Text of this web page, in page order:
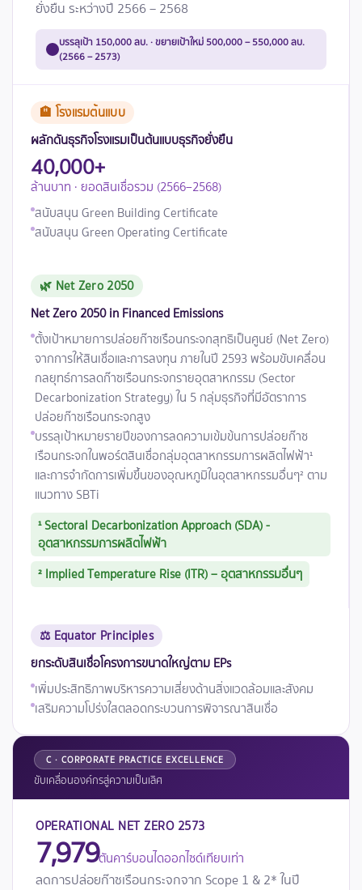
ยั่งยืน ระหว่างปี 2566 – 2568
บรรลุเป้า 150,000 ลบ. · ขยายเป้าใหม่ 500,000 – 550,000 ลบ.
(2566 – 2573)
🏨 โรงแรมต้นแบบ
ผลักดันธุรกิจโรงแรมเป็นต้นแบบธุรกิจยั่งยืน
40,000+
ล้านบาท · ยอดสินเชื่อรวม (2566–2568)
สนับสนุน Green Building Certificate
สนับสนุน Green Operating Certificate
🌿 Net Zero 2050
Net Zero 2050 in Financed Emissions
ตั้งเป้าหมายการปล่อยก๊าซเรือนกระจกสุทธิเป็นศูนย์ (Net Zero)
จากการให้สินเชื่อและการลงทุน ภายในปี 2593 พร้อมขับเคลื่อน
กลยุทธ์การลดก๊าซเรือนกระจกรายอุตสาหกรรม (Sector
Decarbonization Strategy) ใน 5 กลุ่มธุรกิจที่มีอัตราการ
ปล่อยก๊าซเรือนกระจกสูง
บรรลุเป้าหมายรายปีของการลดความเข้มข้นการปล่อยก๊าซ
เรือนกระจกในพอร์ตสินเชื่อกลุ่มอุตสาหกรรมการผลิตไฟฟ้า¹
และการจำกัดการเพิ่มขึ้นของอุณหภูมิในอุตสาหกรรมอื่นๆ² ตาม
แนวทาง SBTi
¹ Sectoral Decarbonization Approach (SDA) -
อุตสาหกรรมการผลิตไฟฟ้า
² Implied Temperature Rise (ITR) – อุตสาหกรรมอื่นๆ
⚖️ Equator Principles
ยกระดับสินเชื่อโครงการขนาดใหญ่ตาม EPs
เพิ่มประสิทธิภาพบริหารความเสี่ยงด้านสิ่งแวดล้อมและสังคม
เสริมความโปร่งใสตลอดกระบวนการพิจารณาสินเชื่อ
C · CORPORATE PRACTICE EXCELLENCE
ขับเคลื่อนองค์กรสู่ความเป็นเลิศ
OPERATIONAL NET ZERO 2573
7,979ตันคาร์บอนไดออกไซด์เทียบเท่า
ลดการปล่อยก๊าซเรือนกระจกจาก Scope 1 & 2* ในปี